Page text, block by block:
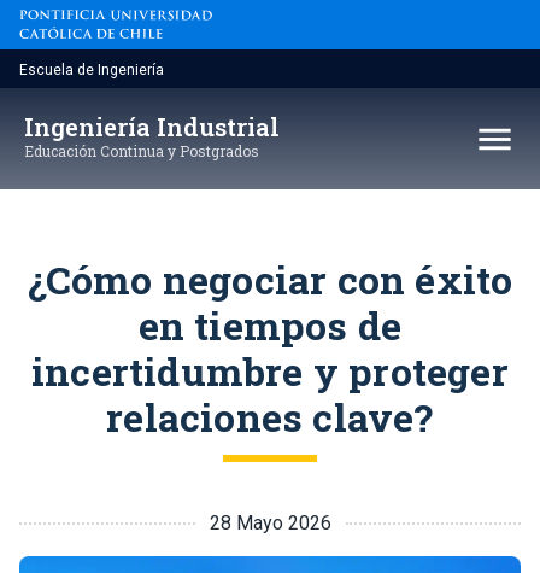
Saltar
contenido
Escuela de Ingeniería
Ingeniería Industrial
Educación Continua y Postgrados menu
¿Cómo negociar con éxito
en tiempos de
incertidumbre y proteger
relaciones clave?
28 Mayo 2026